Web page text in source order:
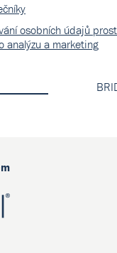
osobních údajů
analýzu a marketing